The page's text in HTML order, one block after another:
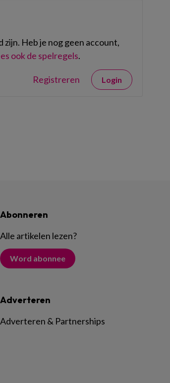
Heb je nog geen account,
ook de spelregels.
Registreren Login
Abonneren
Alle artikelen lezen?
Word abonnee
Adverteren
Adverteren & Partnerships